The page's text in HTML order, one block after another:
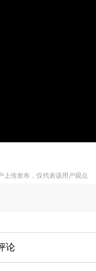
上传发布，仅代表该用户观点
论